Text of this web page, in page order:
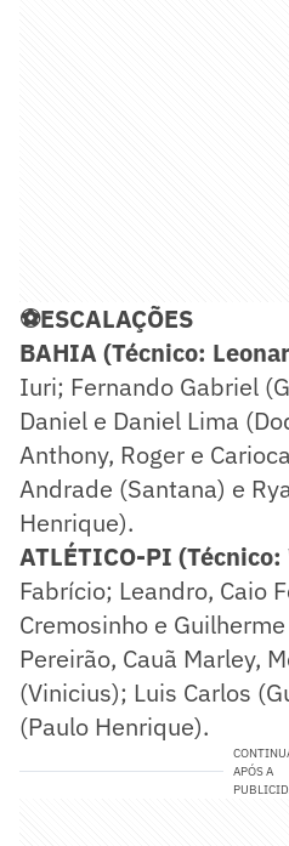
⚽ESCALAÇÕES
BAHIA (Técnico:
Iuri; Fernando Gabriel
Daniel e Daniel Lima
Anthony, Roger e
Andrade (Santana) e
Henrique).
ATLÉTICO-PI
Fabrício; Leandro, Caio
Cremosinho e
Pereirão, Cauã Marley,
(Vinicius); Luis Carlos
(Paulo Henrique).
APÓS A